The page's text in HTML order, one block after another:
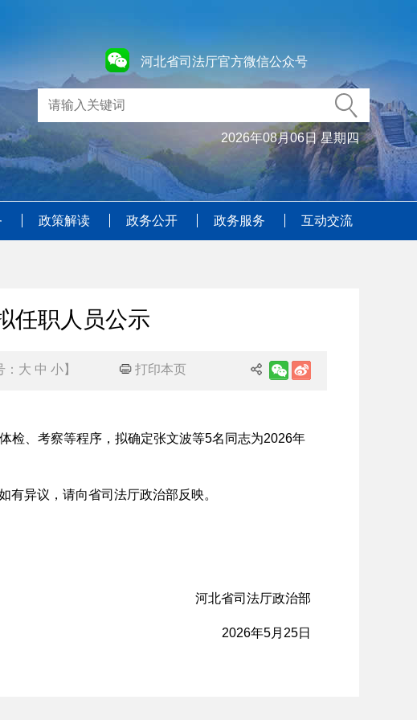
河北省司法厅官方微信公众号
2026年08月06日 星期四
政策解读 政务公开 政务服务 互动交流
任职人员公示
： 大 中 小】 打印本页
、考察等程序，拟确定张文波等5名同志为2026年
异议，请向省司法厅政治部反映。
河北省司法厅政治部
2026年5月25日